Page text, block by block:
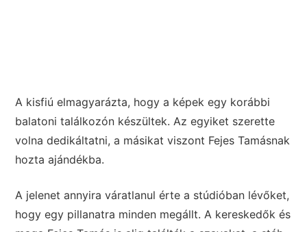
A kisfiú elmagyarázta, hogy a képek egy korábbi
balatoni találkozón készültek. Az egyiket szerette
volna dedikáltatni, a másikat viszont Fejes Tamásnak
hozta ajándékba.
A jelenet annyira váratlanul érte a stúdióban lévőket,
hogy egy pillanatra minden megállt. A kereskedők és